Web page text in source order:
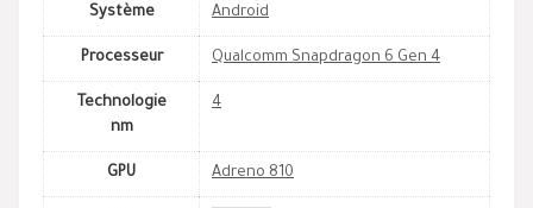
Système Android
Processeur Qualcomm Snapdragon 6 Gen 4
Technologie
nm
4
GPU Adreno 810